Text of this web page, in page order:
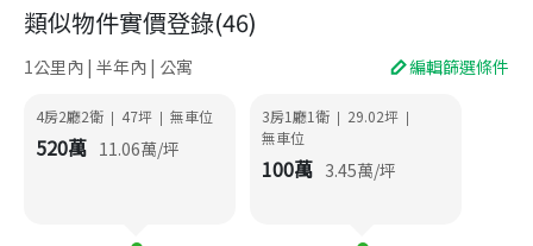
類似物件實價登錄(46)
1公里內 | 半年內 | 公寓 編輯篩選條件
4房2廳2衛 | 47坪 | 無車位
520萬 11.06萬/坪
3房1廳1衛 | 29.02坪 |
無車位
100萬 3.45萬/坪